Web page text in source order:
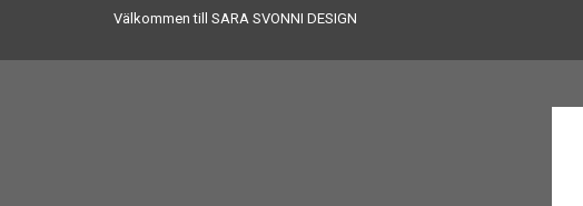
Välkommen till SARA SVONNI DESIGN